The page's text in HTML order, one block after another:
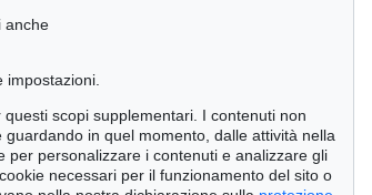
anche
scopi supplementari. I contenuti non
in quel momento, dalle attività nella
per personalizzare i contenuti e analizzare gli
necessari per il funzionamento del sito o